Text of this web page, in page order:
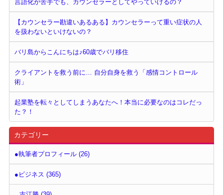
言語化が苦手でも、カウンセラーとしてやっていけるの？
【カウンセラー勘違いあるある】カウンセラーって重い症状の人
を扱わないといけないの？
バリ島からこんにちは♪60歳でバリ移住
クライアントを救う前に… 自分自身を救う「感情コントロール
術」
起業塾を転々としてしまうあなたへ！本当に必要なのはコレだっ
た？！
カテゴリー
●執筆者プロフィール (26)
●ビジネス (365)